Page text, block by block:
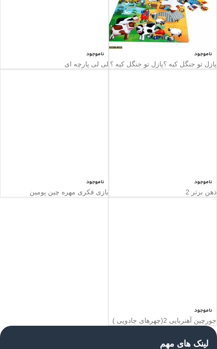
ناموجود
پازل تو جنگل کیه ؟پازل تو جنگل کیه ؟
ناموجود
لی لی پارچه ای
ناموجود
ذهن برتر 2
ناموجود
بازی فکری مهره چین پومین
ناموجود
جورچین آهنربایی 2(چهرهای جادویی )
لینک های مهم